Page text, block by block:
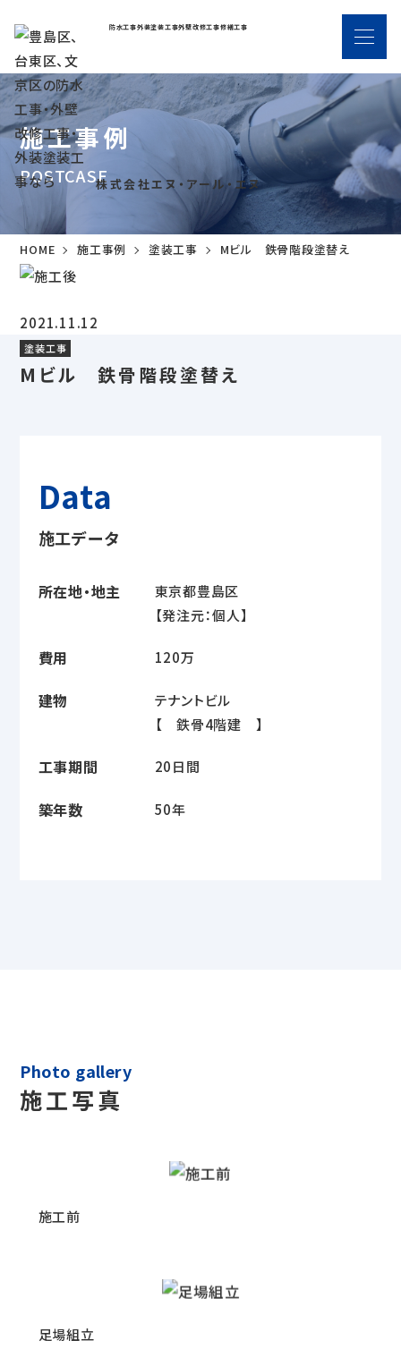
防水工事外装塗装工事外壁改修工事修繕工事
株式会社エヌ・アール・エヌ
施工事例
POSTCASE
HOME 施工事例 塗装工事 Mビル 鉄骨階段塗替え
2021.11.12
塗装工事
Mビル 鉄骨階段塗替え
Data
施工データ
所在地・地主
東京都豊島区
【発注元：個人】
費用 120万
建物
テナントビル
【 鉄骨4階建 】
工事期間 20日間
築年数 50年
Photo gallery
施工写真
施工前
足場組立